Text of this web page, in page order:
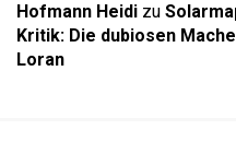
Hofmann Heidi zu
Kritik: Die dubiosen
Loran